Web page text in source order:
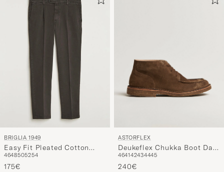
BRIGLIA 1949
Easy Fit Pleated Cotton
Stretch Chino Dark Brown
4648505254
175€
ASTORFLEX
Deukeflex Chukka Boot Dark
Khaki Suede
464142434445
240€